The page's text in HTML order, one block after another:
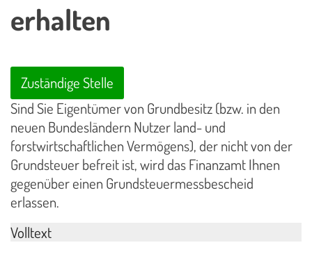
erhalten
Zuständige Stelle
Sind Sie Eigentümer von Grundbesitz (bzw. in den
neuen Bundesländern Nutzer land- und
forstwirtschaftlichen Vermögens), der nicht von der
Grundsteuer befreit ist, wird das Finanzamt Ihnen
gegenüber einen Grundsteuermessbescheid
erlassen.
Volltext